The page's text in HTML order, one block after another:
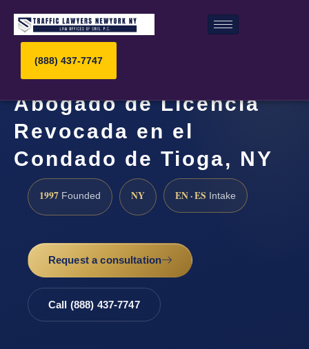
(888) 437-7747
Abogado de Licencia
Revocada en el
Condado de Tioga, NY
1997 Founded NY EN · ES Intake
Request a consultation
Call (888) 437-7747